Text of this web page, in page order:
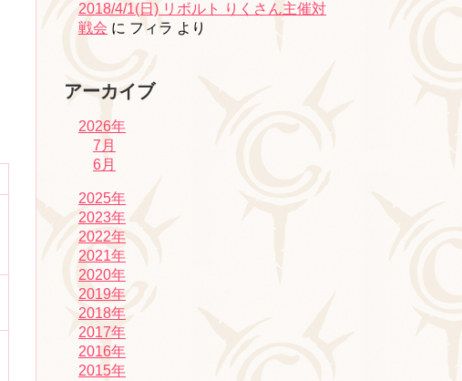
2018/4/1(日) リボルト りくさん主催対
戦会 に フィラ より
アーカイブ
2026年
7月
6月
2025年
2023年
2022年
2021年
2020年
2019年
2018年
2017年
2016年
2015年